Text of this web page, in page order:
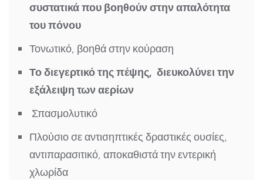
συστατικά που βοηθούν στην απαλότητα
του πόνου
Τονωτικό, βοηθά στην κούραση
Το διεγερτικό της πέψης, διευκολύνει την
εξάλειψη των αερίων
Σπασμολυτικό
Πλούσιο σε αντισηπτικές δραστικές ουσίες,
αντιπαρασιτικό, αποκαθιστά την εντερική
χλωρίδα